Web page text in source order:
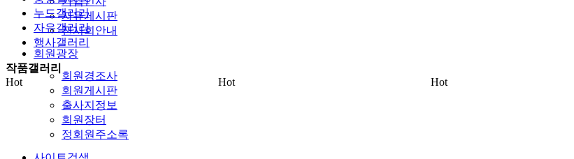
자유게시판
전시회안내
회원광장
회원경조사
회원게시판
출사지정보
회원장터
정회원주소록
누드갤러리
자유갤러리
행사갤러리
작품갤러리
Hot
Hot Hot